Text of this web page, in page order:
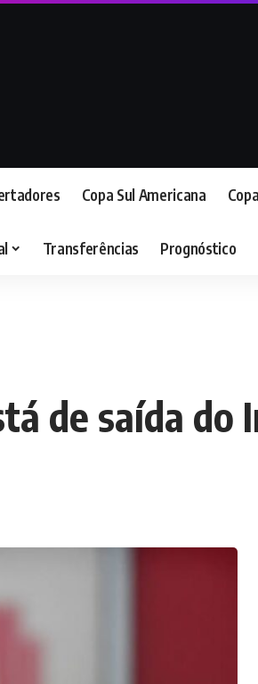
Copa Sul Americana
Transferências Prognóstico
de saída do